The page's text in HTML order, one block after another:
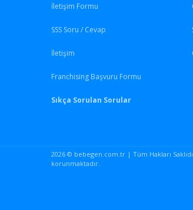
İletişim Formu
SSS Soru / Cevap
İletişim
Franchising Başvuru Formu
Sıkça Sorulan Sorular
2026 © bebegen.com.tr | Tüm Hakları
korunmaktadır.